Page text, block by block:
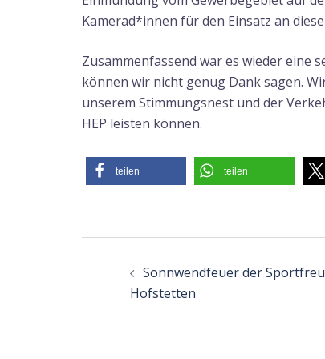
Kamerad*innen für den Einsatz an
Zusammenfassend war es wieder
können wir nicht genug Dank sagen.
unserem Stimmungsnest und der
HEP leisten können.
teilen teilen
Sonnwendfeuer der
Hofstetten